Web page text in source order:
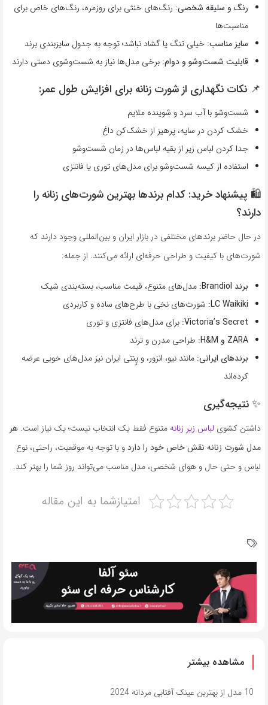
رنگ و سلیقه شخصی: رنگ‌های خنثی برای روزمره، رنگ‌های خاص برای
مناسبت‌ها
سایز مناسب: خیلی تنگ یا گشاد نباشد؛ توجه به جدول سایزبندی برند
قابلیت شست‌وشو و دوام: برخی مدل‌ها نیاز به شست‌وشوی دستی دارند
📌 نکات نگهداری از شورت زنانه برای افزایش طول عمر:
شست‌وشو با آب سرد و شوینده ملایم
خشک کردن در سایه، پرهیز از خشک‌کن داغ
جدا کردن لباس زیر از بقیه لباس‌ها در زمان شست‌وشو
استفاده از کیسه شست‌وشو برای مدل‌های توری یا فانتزی
🛍 پیشنهاد خرید: کدام برندها بهترین شورت‌های زنانه را
دارند؟
در حال حاضر برندهای مختلفی در بازار ایران و بین‌المللی وجود دارند که
شورت‌های با کیفیت و طراحی حرفه‌ای ارائه می‌کنند. از جمله:
برند Brandiol:
مدل‌های متنوع، قیمت مناسب، بسته‌بندی شیک
LC Waikiki: شورت‌های نخی با طرح‌های ساده و کاربردی
Victoria’s Secret: برای مدل‌های فانتزی و توری
ZARA و H&M:
طراحی مدرن و ترند
برندهای ایرانی: مانند نیو، انزور، و پِنتی ایران نیز مدل‌های خوبی عرضه
کرده‌اند
✨ نتیجه‌گیری
داشتن کشوی لباس زیر زنانه متنوع فقط یک انتخاب نیست؛ یک نیاز است. هر
مدل شورت زنانه نقش خاص خود را دارد و با توجه به موقعیت، راحتی، نوع
لباس و حتی حال و هوای شخصی، مدل مناسب می‌تواند روز شما را بهتر کند.
امتیازشما به این مقاله
مشاهده بیشتر
10 مدل از بهترین عینک آفتابی مردانه 2024